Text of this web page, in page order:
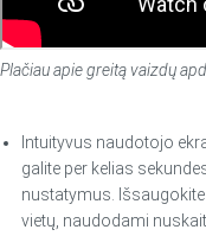
Plačiau apie greitą vaizdų
Intuityvus naudotojo
galite per kelias
nustatymus.
vietų, naudodami